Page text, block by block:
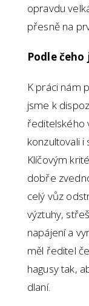
opravdu
přesně na
Podle
K práci nám
jsme k
ředitelského
konzultovali i
Klíčovým
dobře
celý vůz
výztuhy,
napájení a
měl ředitel
hagusy tak,
dlaní.